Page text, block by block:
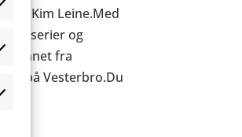
Kim Leine.Med
og
fra
på Vesterbro.Du